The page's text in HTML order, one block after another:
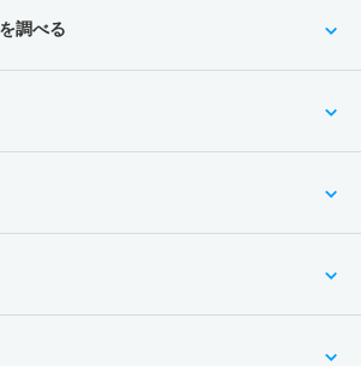
調べる